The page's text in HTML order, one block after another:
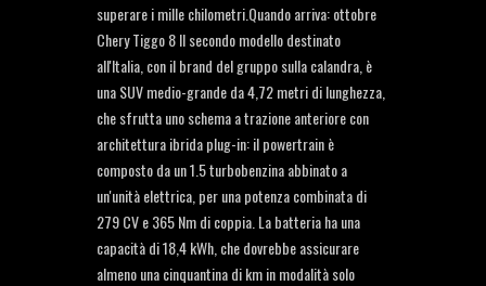
superare i mille chilometri.Quando arriva: ottobre
Chery Tiggo 8 Il secondo modello destinato
all'Italia, con il brand del gruppo sulla calandra, è
una SUV medio-grande da 4,72 metri di lunghezza,
che sfrutta uno schema a trazione anteriore con
architettura ibrida plug-in: il powertrain è
composto da un 1.5 turbobenzina abbinato a
un'unità elettrica, per una potenza combinata di
279 CV e 365 Nm di coppia. La batteria ha una
capacità di 18,4 kWh, che dovrebbe assicurare
almeno una cinquantina di km in modalità solo